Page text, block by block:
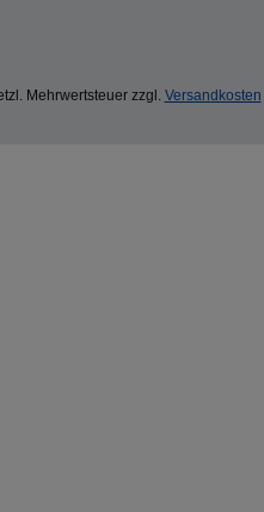
Mehrwertsteuer zzgl. Versandkosten